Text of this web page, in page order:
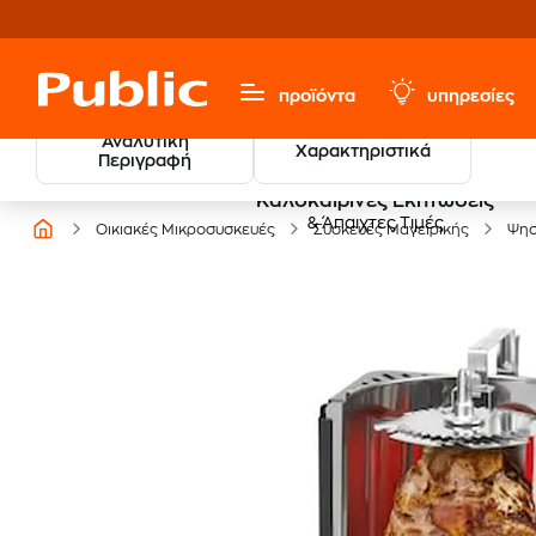
προϊόντα υπηρεσίες
Αναλυτική
Περιγραφή
Χαρακτηριστικά
Καλοκαιρινές Εκπτώσεις
& Άπαιχτες Τιμές
Οικιακές Μικροσυσκευές Συσκευές Μαγειρικής